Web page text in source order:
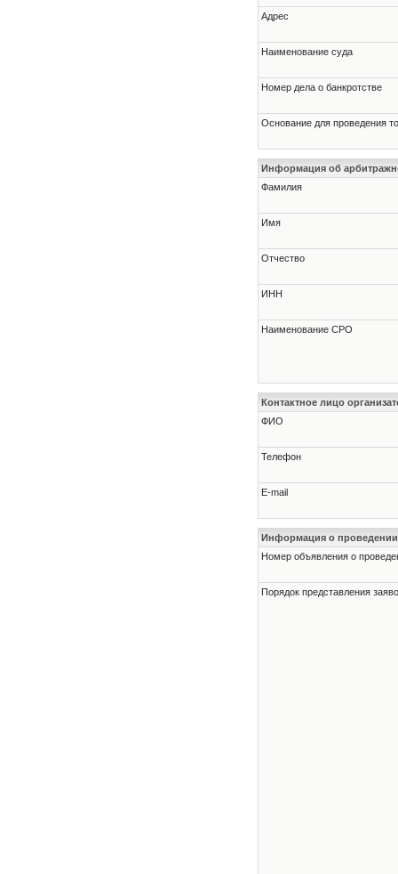
Адрес
Наименование суда
Номер дела о банкротстве
Основание для проведения
Информация об
Фамилия
Имя
Отчество
ИНН
Наименование СРО
Контактное лицо
ФИО
Телефон
E-mail
Информация о проведении
Номер объявления о
Порядок представления